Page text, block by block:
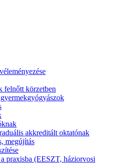
felnőtt körzetben
akkreditált oktatónak
megújítás
praxisba (EESZT, háziorvosi